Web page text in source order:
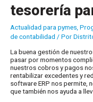
tesorería
Actualidad para pymes ,
de contabilidad / Por
La buena gestión de
pasar por momentos
nuestros cobros y pagos
rentabilizar excedentes y
software ERP nos permite,
que también nos ayuda a